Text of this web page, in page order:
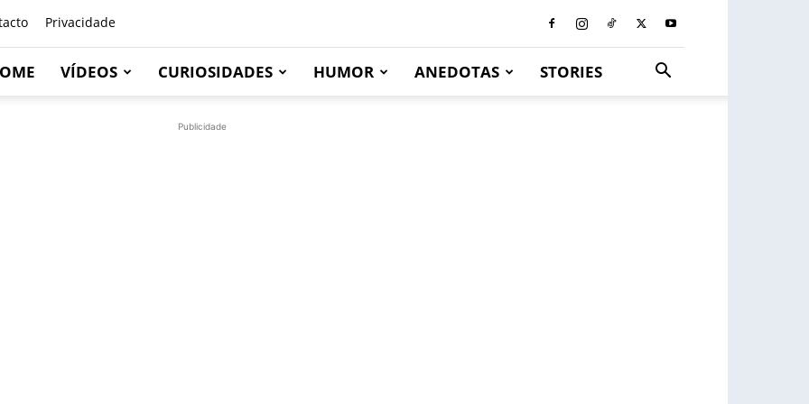
Privacidade
VÍDEOS CURIOSIDADES HUMOR ANEDOTAS STORIES
Publicidade